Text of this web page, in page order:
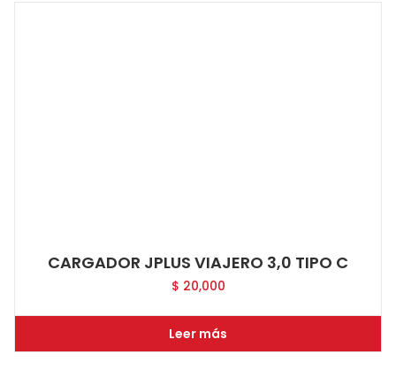
CARGADOR JPLUS VIAJERO 3,0 TIPO C
$ 20,000
Leer más